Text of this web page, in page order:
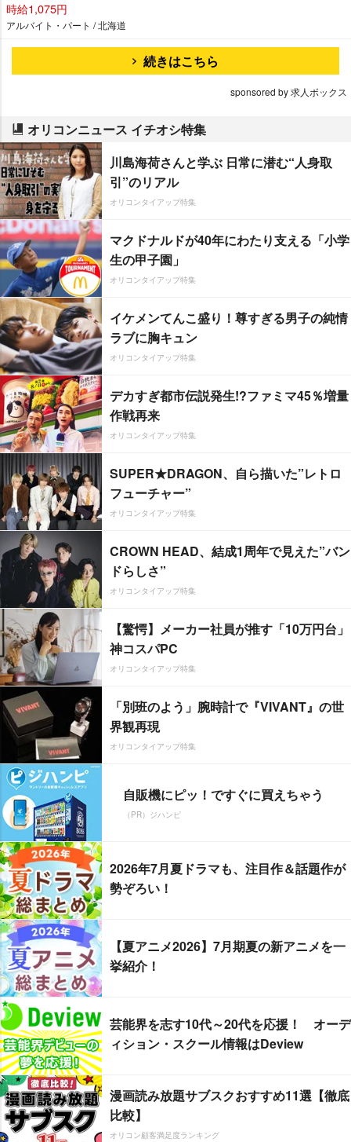
時給1,075円
アルバイト・パート / 北海道
続きはこちら
sponsored by 求人ボックス
オリコンニュース イチオシ特集
川島海荷さんと学ぶ 日常に潜む“人身取
引”のリアル
オリコンタイアップ特集
マクドナルドが40年にわたり支える「小学
生の甲子園」
オリコンタイアップ特集
イケメンてんこ盛り！尊すぎる男子の純情
ラブに胸キュン
オリコンタイアップ特集
デカすぎ都市伝説発生!?ファミマ45％増量
作戦再来
オリコンタイアップ特集
SUPER★DRAGON、自ら描いた”レトロ
フューチャー”
オリコンタイアップ特集
CROWN HEAD、結成1周年で見えた”バン
ドらしさ”
オリコンタイアップ特集
【驚愕】メーカー社員が推す「10万円台」
神コスパPC
オリコンタイアップ特集
「別班のよう」腕時計で『VIVANT』の世
界観再現
オリコンタイアップ特集
自販機にピッ！ですぐに買えちゃう
（PR）ジハンピ
2026年7月夏ドラマも、注目作＆話題作が
勢ぞろい！
【夏アニメ2026】7月期夏の新アニメを一
挙紹介！
芸能界を志す10代～20代を応援！ オーデ
ィション・スクール情報はDeview
漫画読み放題サブスクおすすめ11選【徹底
比較】
オリコン顧客満足度ランキング